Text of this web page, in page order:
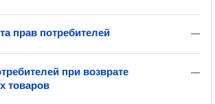
—
прав потребителей
—
при возврате
товаров